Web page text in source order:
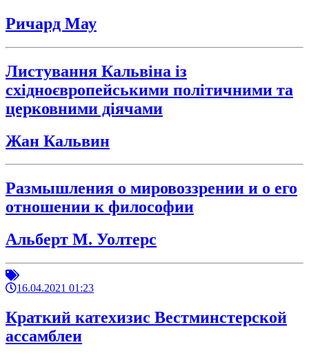
Ричард Мау
Листування Кальвіна із
східноєвропейськими політичними та
церковними діячами
Жан Кальвин
Размышления о мировоззрении и о его
отношении к философии
Альберт М. Уолтерс
16.04.2021 01:23
Краткий катехизис Вестминстерской
ассамблеи